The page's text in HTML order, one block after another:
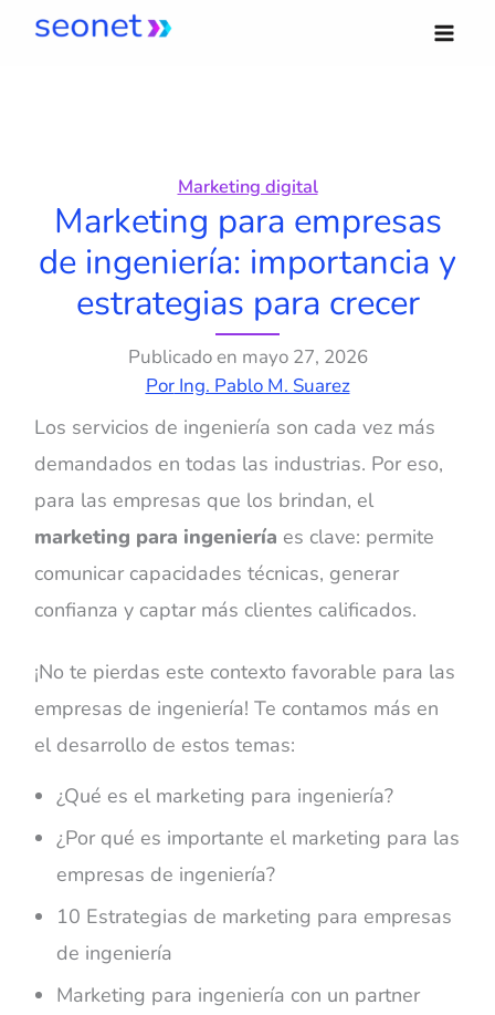
Marketing digital
Marketing para empresas
de ingeniería: importancia y
estrategias para crecer
Publicado en mayo 27, 2026
PorIng. Pablo M. Suarez
Los servicios de ingeniería son cada vez más
demandados en todas las industrias. Por eso,
para las empresas que los brindan, el
marketing para ingeniería es clave: permite
comunicar capacidades técnicas, generar
confianza y captar más clientes calificados.
¡No te pierdas este contexto favorable para las
empresas de ingeniería! Te contamos más en
el desarrollo de estos temas:
¿Qué es el marketing para ingeniería?
¿Por qué es importante el marketing para las
empresas de ingeniería?
10 Estrategias de marketing para empresas
de ingeniería
Marketing para ingeniería con un partner